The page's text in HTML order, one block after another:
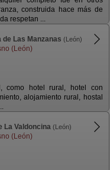
construida hace más de
respetan ...
de Las Manzanas (León)
(León)
como hotel rural, hotel con
alojamiento rural, hostal
La Valdoncina (León)
(León)